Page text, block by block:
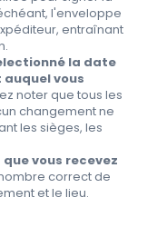
l'enveloppe
entraînant
la date
vous
noter que tous les
changement ne
les sièges, les
vous recevez
correct de
et le lieu.